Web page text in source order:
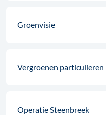
Groenvisie
Vergroenen particulieren
Operatie Steenbreek